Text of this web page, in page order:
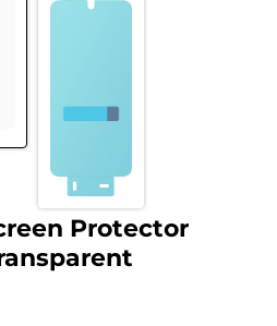
Protector